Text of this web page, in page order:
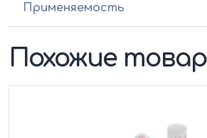
Применяемость
Похожие